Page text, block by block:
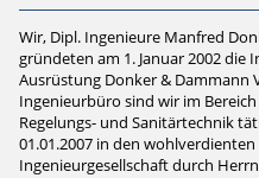
Wir, Dipl. Ingenieure Manfred
gründeten am 1. Januar 2002 die
Ausrüstung Donker & Dammann
Ingenieurbüro sind wir im
Regelungs- und Sanitärtechnik
01.01.2007 in den
Ingenieurgesellschaft durch